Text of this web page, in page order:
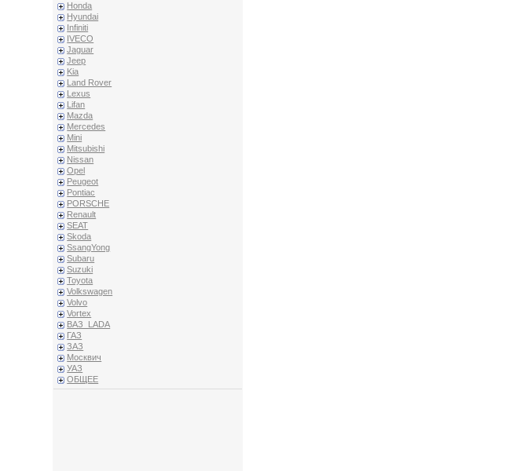
Honda
Hyundai
Infiniti
IVECO
Jaguar
Jeep
Kia
Land Rover
Lexus
Lifan
Mazda
Mercedes
Mini
Mitsubishi
Nissan
Opel
Peugeot
Pontiac
PORSCHE
Renault
SEAT
Skoda
SsangYong
Subaru
Suzuki
Toyota
Volkswagen
Volvo
Vortex
ВАЗ_LADA
ГАЗ
ЗАЗ
Москвич
УАЗ
ОБЩЕЕ